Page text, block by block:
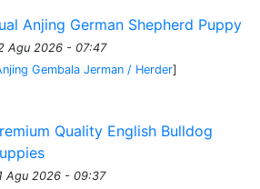
Anjing German Shepherd Puppy
Agu 2026 - 07:47
Gembala Jerman / Herder]
Quality English Bulldog
Agu 2026 - 09:37